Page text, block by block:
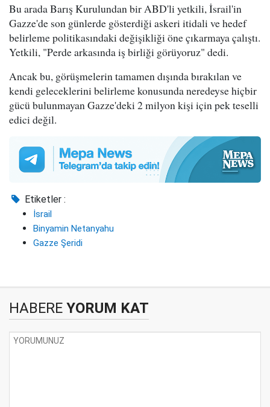
Bu arada Barış Kurulundan bir ABD'li yetkili, İsrail'in
Gazze'de son günlerde gösterdiği askeri itidali ve hedef
belirleme politikasındaki değişikliği öne çıkarmaya çalıştı.
Yetkili, "Perde arkasında iş birliği görüyoruz" dedi.
Ancak bu, görüşmelerin tamamen dışında bırakılan ve
kendi geleceklerini belirleme konusunda neredeyse hiçbir
gücü bulunmayan Gazze'deki 2 milyon kişi için pek teselli
edici değil.
Etiketler :
İsrail
Binyamin Netanyahu
Gazze Şeridi
HABERE YORUM KAT